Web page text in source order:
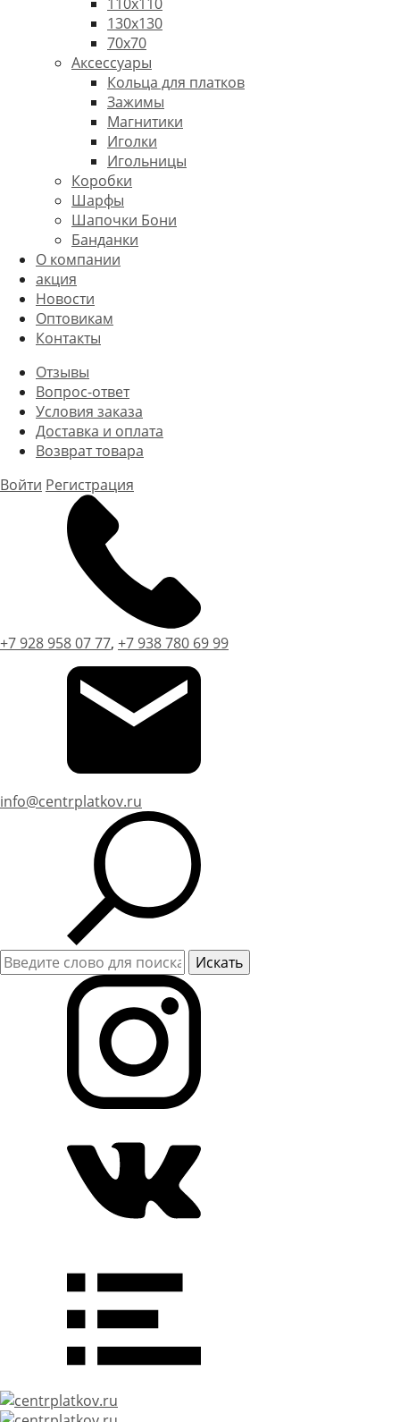
130x130
70х70
Аксессуары
Кольца для платков
Зажимы
Магнитики
Иголки
Игольницы
Коробки
Шарфы
Шапочки Бони
Банданки
О компании
акция
Новости
Оптовикам
Контакты
Отзывы
Вопрос-ответ
Условия заказа
Доставка и оплата
Возврат товара
Войти Регистрация
+7 928 958 07 77, +7 938 780 69 99
info@centrplatkov.ru